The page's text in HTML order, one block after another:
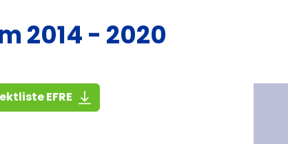
2014 - 2020
EFRE (3,1 MiB)